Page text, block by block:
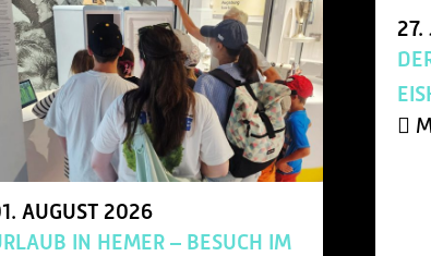
AUGUST 2026
IN HEMER – BESUCH IM
27.